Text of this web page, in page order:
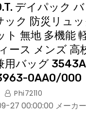
デイパック
ック 防災リュ
ト 無地 多機能
ース メンズ 高
用バッグ
0AA0/000
Phi72110
27 00:00:00 メーカ